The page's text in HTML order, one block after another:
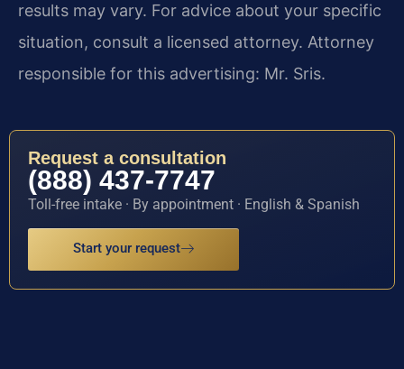
results may vary. For advice about your specific
situation, consult a licensed attorney. Attorney
responsible for this advertising: Mr. Sris.
Request a consultation
(888) 437-7747
Toll-free intake · By appointment · English & Spanish
Start your request